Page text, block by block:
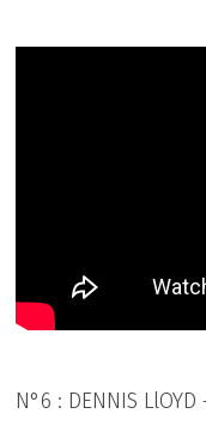
N°6 : DENNIS